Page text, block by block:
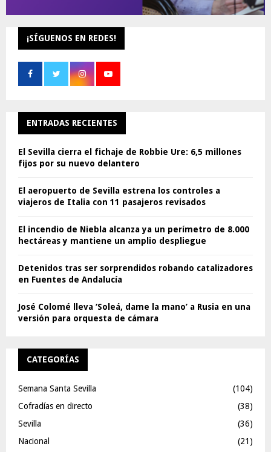
¡SÍGUENOS EN REDES!
ENTRADAS RECIENTES
El Sevilla cierra el fichaje de Robbie Ure: 6,5 millones
fijos por su nuevo delantero
El aeropuerto de Sevilla estrena los controles a
viajeros de Italia con 11 pasajeros revisados
El incendio de Niebla alcanza ya un perímetro de 8.000
hectáreas y mantiene un amplio despliegue
Detenidos tras ser sorprendidos robando catalizadores
en Fuentes de Andalucía
José Colomé lleva ‘Soleá, dame la mano’ a Rusia en una
versión para orquesta de cámara
CATEGORÍAS
Semana Santa Sevilla
(104)
Cofradías en directo
(38)
Sevilla
(36)
Nacional
(21)